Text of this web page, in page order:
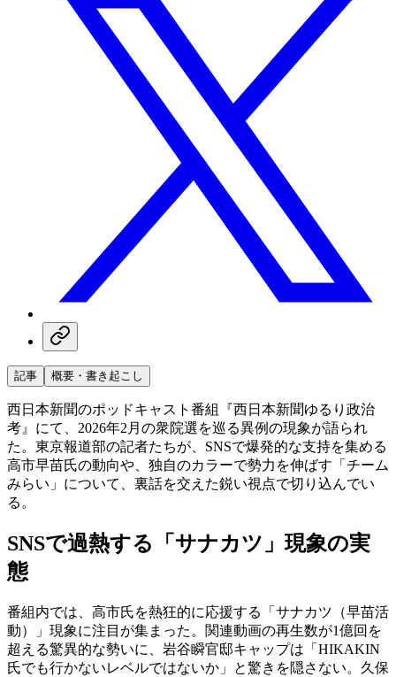
記事 概要・書き起こし
西日本新聞のポッドキャスト番組『西日本新聞ゆるり政治
考』にて、2026年2月の衆院選を巡る異例の現象が語られ
た。東京報道部の記者たちが、SNSで爆発的な支持を集める
高市早苗氏の動向や、独自のカラーで勢力を伸ばす「チーム
みらい」について、裏話を交えた鋭い視点で切り込んでい
る。
SNSで過熱する「サナカツ」現象の実
態
番組内では、高市氏を熱狂的に応援する「サナカツ（早苗活
動）」現象に注目が集まった。関連動画の再生数が1億回を
超える驚異的な勢いに、岩谷瞬官邸キャップは「HIKAKIN
氏でも行かないレベルではないか」と驚きを隠さない。久保